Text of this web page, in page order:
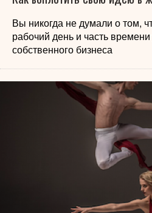
Вы никогда не думали о том,
рабочий день и часть времени
собственного бизнеса